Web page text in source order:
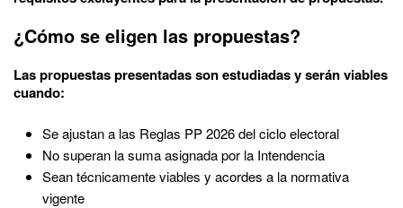
¿Cómo se eligen las propuestas?
Las propuestas presentadas son estudiadas y serán viables
cuando:
Se ajustan a las Reglas PP 2026 del ciclo electoral
No superan la suma asignada por la Intendencia
Sean técnicamente viables y acordes a la normativa
vigente